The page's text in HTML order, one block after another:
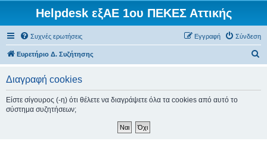
Helpdesk εξΑΕ 1ου ΠΕΚΕΣ Αττικής
Συχνές ερωτήσεις Σύνδεση
Εγγραφή
Ευρετήριο Δ. Συζήτησης
Διαγραφή cookies
Είστε σίγουρος (-η) ότι θέλετε να διαγράψετε όλα τα cookies από αυτό το
σύστημα συζητήσεων;